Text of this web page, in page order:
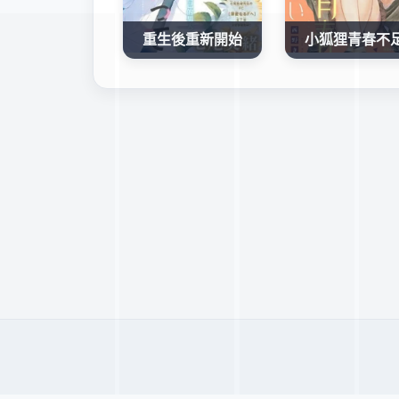
重生後重新開始 小狐狸青春不